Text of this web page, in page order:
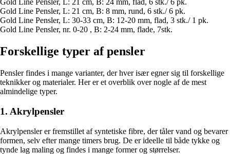
Gold Line Pensler, L: 21 cm, B: 24 mm, flad, 6 stk./ 6 pk.
Gold Line Pensler, L: 21 cm, B: 8 mm, rund, 6 stk./ 6 pk.
Gold Line Pensler, L: 30-33 cm, B: 12-20 mm, flad, 3 stk./ 1 pk.
Gold Line Pensler, nr. 0-20 , B: 2-24 mm, flade, 7stk.
Forskellige typer af pensler
Pensler findes i mange varianter, der hver især egner sig til forskellige
teknikker og materialer. Her er et overblik over nogle af de mest
almindelige typer.
1. Akrylpensler
Akrylpensler er fremstillet af syntetiske fibre, der tåler vand og bevarer
formen, selv efter mange timers brug. De er ideelle til både tykke og
tynde lag maling og findes i mange former og størrelser.